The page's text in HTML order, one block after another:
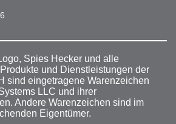
Spies Hecker und alle
und Dienstleistungen der
sind eingetragene Warenzeichen
LLC und ihrer
Andere Warenzeichen sind im
Eigentümer.